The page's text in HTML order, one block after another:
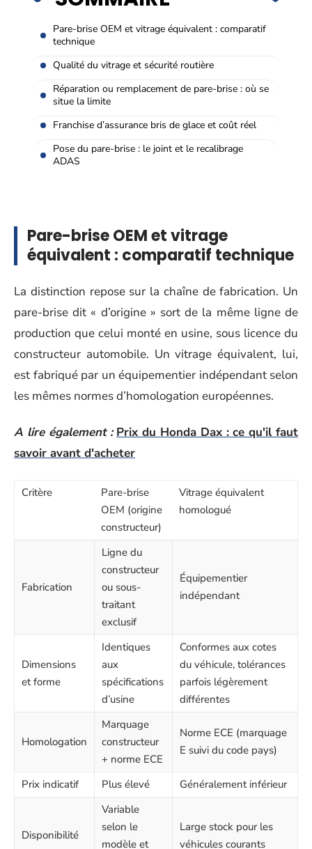
Pare-brise OEM et vitrage équivalent : comparatif
technique
Qualité du vitrage et sécurité routière
Réparation ou remplacement de pare-brise : où se
situe la limite
Franchise d’assurance bris de glace et coût réel
Pose du pare-brise : le joint et le recalibrage
ADAS
Pare-brise OEM et vitrage
équivalent : comparatif technique
La distinction repose sur la chaîne de fabrication. Un
pare-brise dit « d’origine » sort de la même ligne de
production que celui monté en usine, sous licence du
constructeur automobile. Un vitrage équivalent, lui,
est fabriqué par un équipementier indépendant selon
les mêmes normes d’homologation européennes.
A lire également : Prix du Honda Dax : ce qu'il faut
savoir avant d'acheter
Critère
Pare-brise
OEM (origine
constructeur)
Vitrage équivalent
homologué
Fabrication
Ligne du
constructeur
ou sous-
traitant
exclusif
Équipementier
indépendant
Dimensions
et forme
Identiques
aux
spécifications
d’usine
Conformes aux cotes
du véhicule, tolérances
parfois légèrement
différentes
Homologation
Marquage
constructeur
+ norme ECE
Norme ECE (marquage
E suivi du code pays)
Prix indicatif Plus élevé Généralement inférieur
Disponibilité
Variable
selon le
modèle et
Large stock pour les
véhicules courants